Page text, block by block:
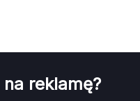
reklamę?